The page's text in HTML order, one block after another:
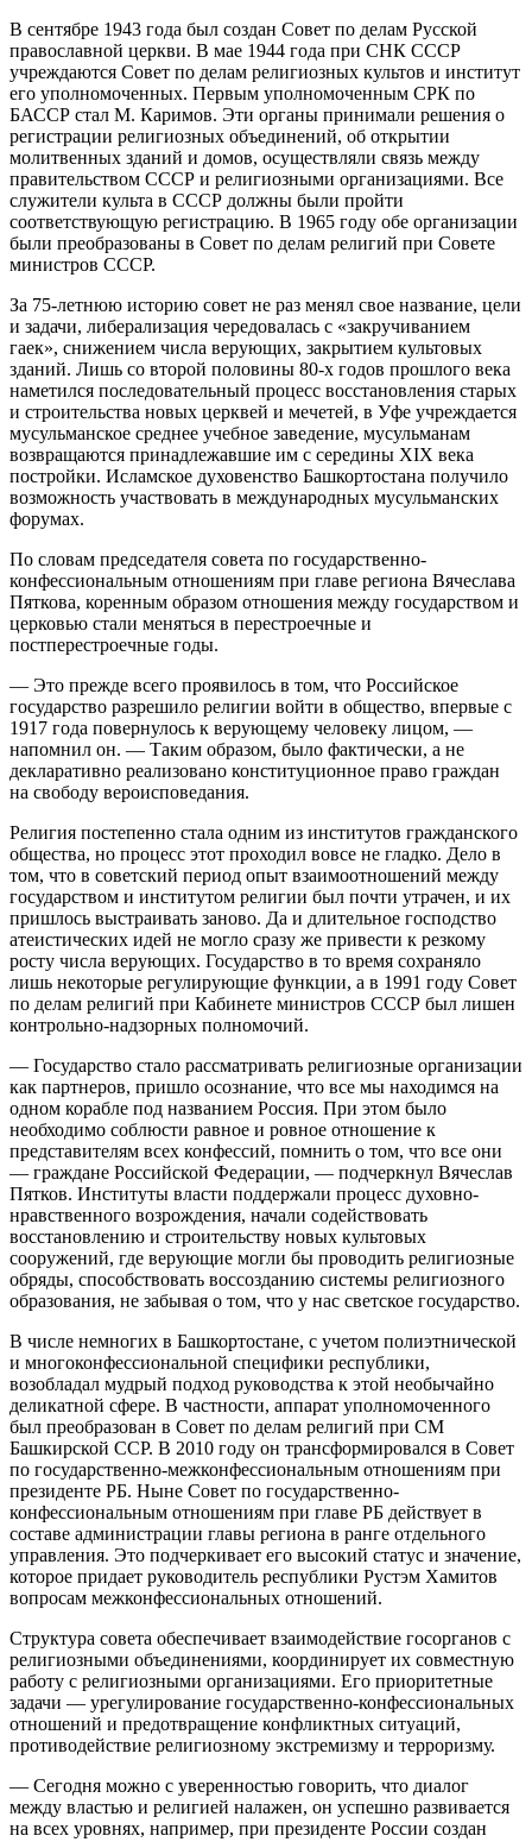
В сентябре 1943 года был создан Совет по делам Русской
православной церкви. В мае 1944 года при СНК СССР
учреждаются Совет по делам религиозных культов и институт
его уполномоченных. Первым уполномоченным СРК по
БАССР стал М. Каримов. Эти органы принимали решения о
регистрации религиозных объединений, об открытии
молитвенных зданий и домов, осуществляли связь между
правительством СССР и религиозными организациями. Все
служители культа в СССР должны были пройти
соответствующую регистрацию. В 1965 году обе организации
были преобразованы в Совет по делам религий при Совете
министров СССР.
За 75-летнюю историю совет не раз менял свое название, цели
и задачи, либерализация чередовалась с «закручиванием
гаек», снижением числа верующих, закрытием культовых
зданий. Лишь со второй половины 80-х годов прошлого века
наметился последовательный процесс восстановления старых
и строительства новых церквей и мечетей, в Уфе учреждается
мусульманское среднее учебное заведение, мусульманам
возвращаются принадлежавшие им с середины XIX века
постройки. Исламское духовенство Башкортостана получило
возможность участвовать в международных мусульманских
форумах.
По словам председателя совета по государственно-
конфессиональным отношениям при главе региона Вячеслава
Пяткова, коренным образом отношения между государством и
церковью стали меняться в перестроечные и
постперестроечные годы.
— Это прежде всего проявилось в том, что Российское
государство разрешило религии войти в общество, впервые с
1917 года повернулось к верующему человеку лицом, —
напомнил он. — Таким образом, было фактически, а не
декларативно реализовано конституционное право граждан
на свободу вероисповедания.
Религия постепенно стала одним из институтов гражданского
общества, но процесс этот проходил вовсе не гладко. Дело в
том, что в советский период опыт взаимоотношений между
государством и институтом религии был почти утрачен, и их
пришлось выстраивать заново. Да и длительное господство
атеистических идей не могло сразу же привести к резкому
росту числа верующих. Государство в то время сохраняло
лишь некоторые регулирующие функции, а в 1991 году Совет
по делам религий при Кабинете министров СССР был лишен
контрольно-надзорных полномочий.
— Государство стало рассматривать религиозные организации
как партнеров, пришло осознание, что все мы находимся на
одном корабле под названием Россия. При этом было
необходимо соблюсти равное и ровное отношение к
представителям всех конфессий, помнить о том, что все они
— граждане Российской Федерации, — подчеркнул Вячеслав
Пятков. Институты власти поддержали процесс духовно-
нравственного возрождения, начали содействовать
восстановлению и строительству новых культовых
сооружений, где верующие могли бы проводить религиозные
обряды, способствовать воссозданию системы религиозного
образования, не забывая о том, что у нас светское государство.
В числе немногих в Башкортостане, с учетом полиэтнической
и многоконфессиональной специфики республики,
возобладал мудрый подход руководства к этой необычайно
деликатной сфере. В частности, аппарат уполномоченного
был преобразован в Совет по делам религий при СМ
Башкирской ССР. В 2010 году он трансформировался в Совет
по государственно-межконфессиональным отношениям при
президенте РБ. Ныне Совет по государственно-
конфессиональным отношениям при главе РБ действует в
составе администрации главы региона в ранге отдельного
управления. Это подчеркивает его высокий статус и значение,
которое придает руководитель республики Рустэм Хамитов
вопросам межконфессиональных отношений.
Структура совета обеспечивает взаимодействие госорганов с
религиозными объединениями, координирует их совместную
работу с религиозными организациями. Его приоритетные
задачи — урегулирование государственно-конфессиональных
отношений и предотвращение конфликтных ситуаций,
противодействие религиозному экстремизму и терроризму.
— Сегодня можно с уверенностью говорить, что диалог
между властью и религией налажен, он успешно развивается
на всех уровнях, например, при президенте России создан